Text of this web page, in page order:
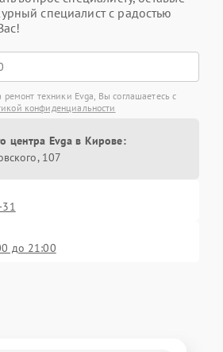
специалист с радостью
ремонт техники Evga, Вы соглашаетесь с
конфиденциальности
центра Evga в Кирове:
107
31
до 21:00